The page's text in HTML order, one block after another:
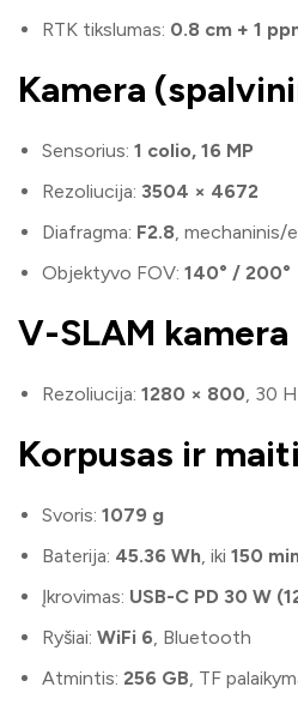
RTK tikslumas: 0.8 cm + 1
Kamera
Sensorius: 1 colio, 16 MP
Rezoliucija: 3504 × 4672
Diafragma: F2.8, mechaninis/
Objektyvo FOV: 140° / 200°
V-SLAM kamera
Rezoliucija: 1280 × 800, 30
Korpusas ir
Svoris: 1079 g
Baterija: 45.36 Wh, iki 150
Įkrovimas: USB-C PD 30 W
Ryšiai: WiFi 6, Bluetooth
Atmintis: 256 GB, TF